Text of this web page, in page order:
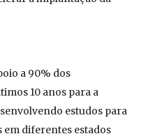
a 90% dos
10 anos para a
estudos para
em diferentes estados